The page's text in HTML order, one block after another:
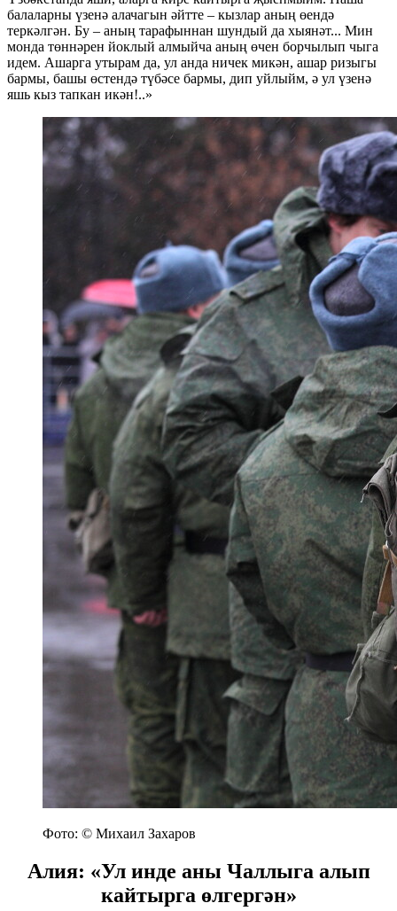
балаларны үзенә алачагын әйтте – кызлар аның өендә
теркәлгән. Бу – аның тарафыннан шундый да хыянәт... Мин
монда төннәрен йоклый алмыйча аның өчен борчылып чыга
идем. Ашарга утырам да, ул анда ничек микән, ашар ризыгы
бармы, башы өстендә түбәсе бармы, дип уйлыйм, ә ул үзенә
яшь кыз тапкан икән!..»
Фото: © Михаил Захаров
Алия: «Ул инде аны Чаллыга алып
кайтырга өлгергән»